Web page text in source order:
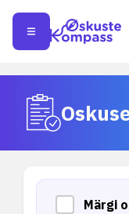
Märgi